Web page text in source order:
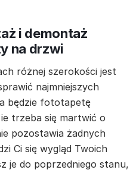
i demontaż
na drzwi
różnej szerokości jest
najmniejszych
będzie fototapetę
trzeba się martwić o
pozostawia żadnych
Ci się wygląd Twoich
je do poprzedniego stanu,